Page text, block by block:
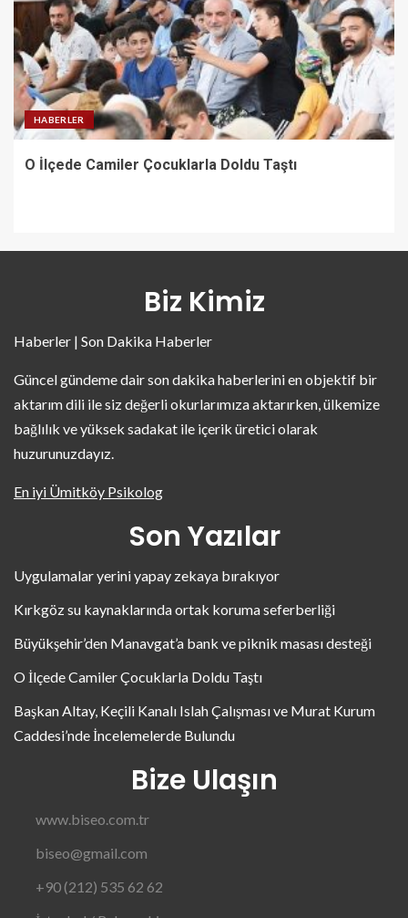
HABERLER
O İlçede Camiler Çocuklarla Doldu Taştı
Biz Kimiz
Haberler | Son Dakika Haberler
Güncel gündeme dair son dakika haberlerini en objektif bir
aktarım dili ile siz değerli okurlarımıza aktarırken, ülkemize
bağlılık ve yüksek sadakat ile içerik üretici olarak
huzurunuzdayız.
En iyi Ümitköy Psikolog
Son Yazılar
Uygulamalar yerini yapay zekaya bırakıyor
Kırkgöz su kaynaklarında ortak koruma seferberliği
Büyükşehir’den Manavgat’a bank ve piknik masası desteği
O İlçede Camiler Çocuklarla Doldu Taştı
Başkan Altay, Keçili Kanalı Islah Çalışması ve Murat Kurum
Caddesi’nde İncelemelerde Bulundu
Bize Ulaşın
www.biseo.com.tr
biseo@gmail.com
+90 (212) 535 62 62